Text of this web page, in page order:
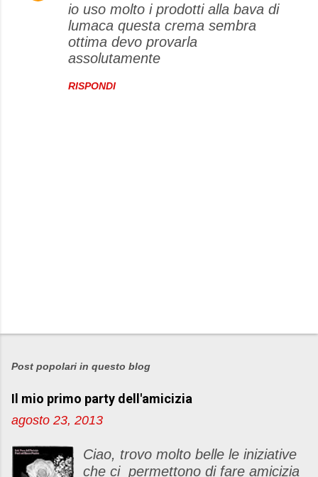
io uso molto i prodotti alla bava di
lumaca questa crema sembra
ottima devo provarla
assolutamente
RISPONDI
P
s
a
u
c
o
Post popolari in questo blog
Il mio primo party dell'amicizia
agosto 23, 2013
Ciao, trovo molto belle le iniziative
che ci permettono di fare amicizia